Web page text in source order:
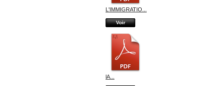
L'IMMIGRATIO...
Voir
lA...